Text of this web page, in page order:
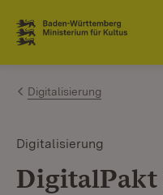
Zum Inhalt
Link zur Startseite
Digitalisierung
Digitalisierung
DigitalPakt